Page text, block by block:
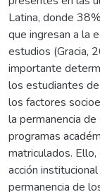
Latina, donde
que ingresan a la
estudios (Gracia,
importante
los estudiantes
los factores
la permanencia
programas
matriculados.
acción
permanencia de